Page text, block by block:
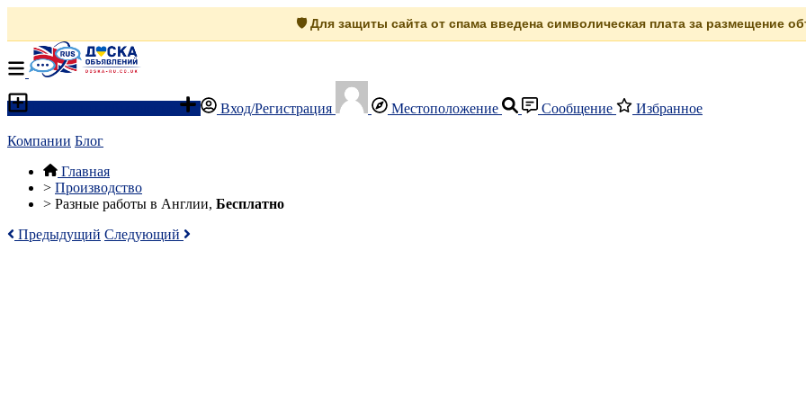
🛡️ Для защиты сайта от спама введена символическая плата за размещение
Вход/Регистрация Местоположение Сообщение Избранное
Компании Блог
Главная
> Производство
> Разные работы в Англии, Бесплатно
Предыдущий Следующий